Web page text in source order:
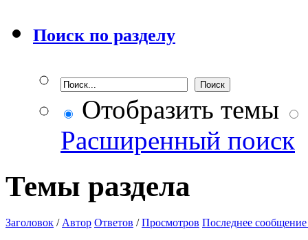
Поиск по разделу
Отобразить темы
Расширенный поиск
Темы раздела
Заголовок / Автор Ответов /Просмотров Последнее сообщение